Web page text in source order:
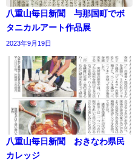
八重山毎日新聞 与那国町でボ
タニカルアート作品展
2023年9月19日
八重山毎日新聞 おきなわ県民
カレッジ